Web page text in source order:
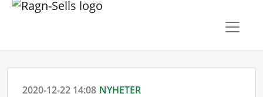
2020-12-22 14:08 NYHETER